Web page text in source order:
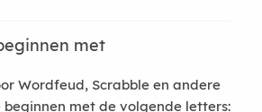
met
Wordfeud, Scrabble en andere
met de volgende letters: